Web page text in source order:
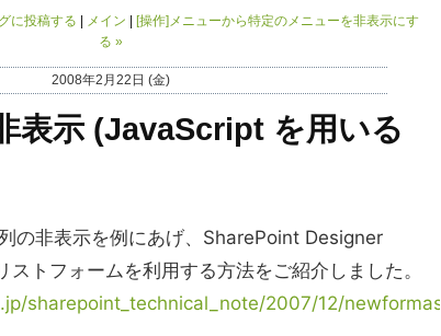
に投稿する メイン
[操作]メニューから特定のメニューを非表示にす
る »
2008年2月22日 (金)
表示 (JavaScript を用いる
の非表示を例にあげ、SharePoint Designer
トフォームを利用する方法をご紹介しました。
sharepoint_technical_note/2007/12/